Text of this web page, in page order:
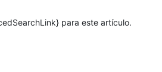
para este artículo.